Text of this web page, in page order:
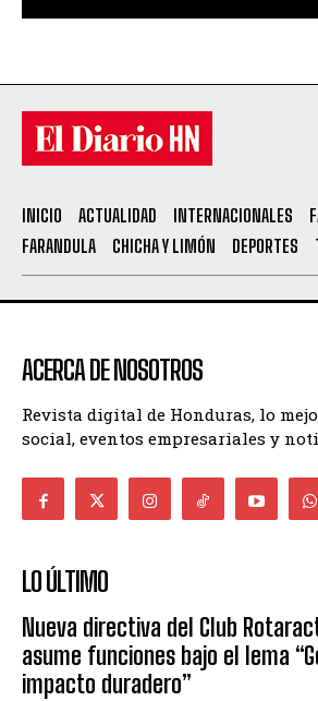
INICIO ACTUALIDAD INTERNACIONALES
FARANDULA
CHICHA Y LIMÓN DEPORTES
ACERCA DE NOSOTROS
Revista digital de Honduras, lo
social, eventos empresariales y
LO ÚLTIMO
Nueva directiva del Club
asume funciones bajo el lema
impacto duradero”